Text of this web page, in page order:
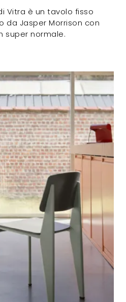
Vitra è un tavolo fisso
Jasper Morrison con
super normale.